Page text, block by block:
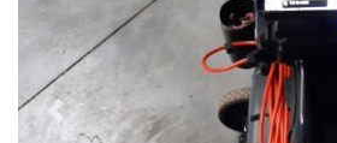
Previous